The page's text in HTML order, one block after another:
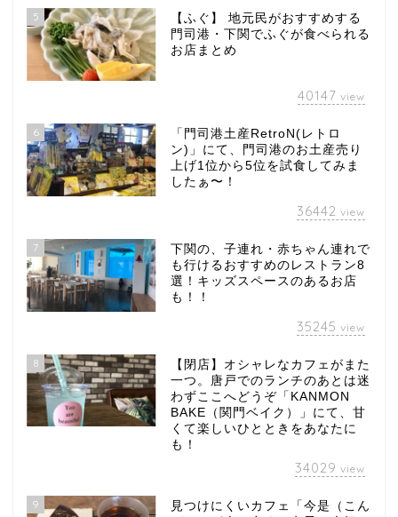
5
【ふぐ】 地元民がおすすめする
門司港・下関でふぐが食べられる
お店まとめ
40147 view
6
「門司港土産RetroN(レトロ
ン)」にて、門司港のお土産売り
上げ1位から5位を試食してみま
したぁ〜！
36442 view
7
下関の、子連れ・赤ちゃん連れで
も行けるおすすめのレストラン8
選！キッズスペースのあるお店
も！！
35245 view
8
【閉店】オシャレなカフェがまた
一つ。唐戸でのランチのあとは迷
わずここへどうぞ「KANMON
BAKE（関門ベイク）」にて、甘
くて楽しいひとときをあなたに
も！
34029 view
9
見つけにくいカフェ「今是（こん